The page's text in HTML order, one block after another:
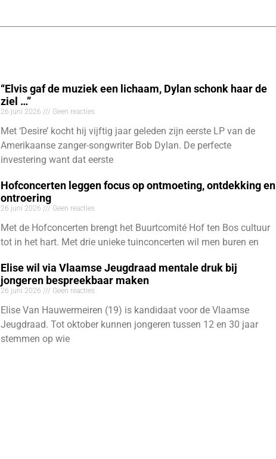
“Elvis gaf de muziek een lichaam, Dylan schonk haar de
ziel …”
26 juni 2026 Geen reacties
Met ‘Desire’ kocht hij vijftig jaar geleden zijn eerste LP van de
Amerikaanse zanger-songwriter Bob Dylan. De perfecte
investering want dat eerste
Hofconcerten leggen focus op ontmoeting, ontdekking en
ontroering
26 juni 2026 Geen reacties
Met de Hofconcerten brengt het Buurtcomité Hof ten Bos cultuur
tot in het hart. Met drie unieke tuinconcerten wil men buren en
Elise wil via Vlaamse Jeugdraad mentale druk bij
jongeren bespreekbaar maken
26 juni 2026 Geen reacties
Elise Van Hauwermeiren (19) is kandidaat voor de Vlaamse
Jeugdraad. Tot oktober kunnen jongeren tussen 12 en 30 jaar
stemmen op wie